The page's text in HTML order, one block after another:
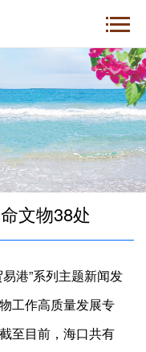
文物38处
港”系列主题新闻发
工作高质量发展专
至目前，海口共有